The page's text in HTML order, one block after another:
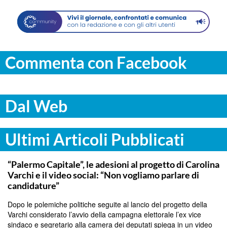
Commenta con Facebook
Dal Web
Ultimi Articoli Pubblicati
PALERMO
“Palermo Capitale”, le adesioni al progetto di Carolina
Varchi e il video social: “Non vogliamo parlare di
candidature”
Dopo le polemiche politiche seguite al lancio del progetto della
Varchi considerato l’avvio della campagna elettorale l’ex vice
sindaco e segretario alla camera dei deputati spiega in un video